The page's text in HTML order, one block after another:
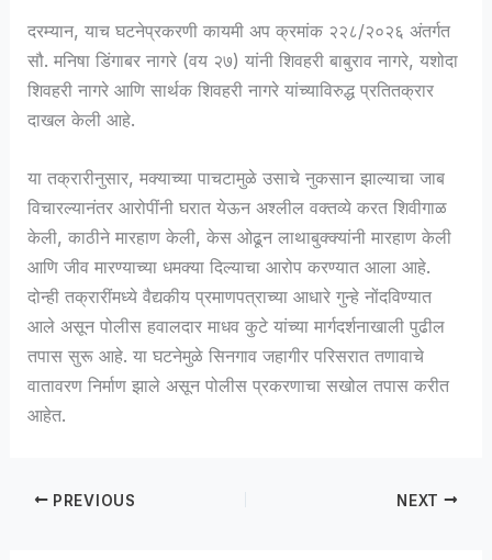
दरम्यान, याच घटनेप्रकरणी कायमी अप क्रमांक २२८/२०२६ अंतर्गत
सौ. मनिषा डिंगाबर नागरे (वय २७) यांनी शिवहरी बाबुराव नागरे, यशोदा
शिवहरी नागरे आणि सार्थक शिवहरी नागरे यांच्याविरुद्ध प्रतितक्रार
दाखल केली आहे.
या तक्रारीनुसार, मक्याच्या पाचटामुळे उसाचे नुकसान झाल्याचा जाब
विचारल्यानंतर आरोपींनी घरात येऊन अश्लील वक्तव्ये करत शिवीगाळ
केली, काठीने मारहाण केली, केस ओढून लाथाबुक्क्यांनी मारहाण केली
आणि जीव मारण्याच्या धमक्या दिल्याचा आरोप करण्यात आला आहे.
दोन्ही तक्रारींमध्ये वैद्यकीय प्रमाणपत्राच्या आधारे गुन्हे नोंदविण्यात
आले असून पोलीस हवालदार माधव कुटे यांच्या मार्गदर्शनाखाली पुढील
तपास सुरू आहे. या घटनेमुळे सिनगाव जहागीर परिसरात तणावाचे
वातावरण निर्माण झाले असून पोलीस प्रकरणाचा सखोल तपास करीत
आहेत.
PREVIOUS NEXT